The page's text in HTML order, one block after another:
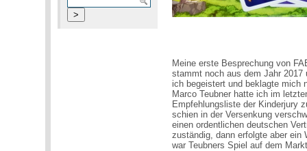
Meine erste Besprechung von
stammt noch aus dem Jahr
ich begeistert und beklagte mich
Marco Teubner hatte ich im
Empfehlungsliste der Kinderjury
schien in der Versenkung
einen ordentlichen deutschen
zuständig, dann erfolgte aber ein
war Teubners Spiel auf dem